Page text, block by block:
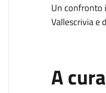
Un confronto
Vallescrivia e
A